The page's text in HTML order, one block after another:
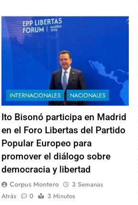
INTERNACIONALES NACIONALES
Ito Bisonó participa en Madrid
en el Foro Libertas del Partido
Popular Europeo para
promover el diálogo sobre
democracia y libertad
Corpus Montero
3 Semanas
Atrás
0
3 Minutos